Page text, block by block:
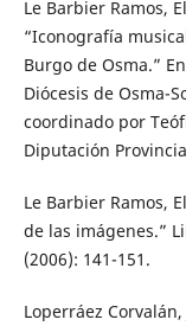
Le Barbier Ramos,
“Iconografía
Burgo de Osma.”
Diócesis de Osma-
coordinado por
Diputación
Le Barbier Ramos,
de las imágenes.”
(2006): 141-151.
Loperráez